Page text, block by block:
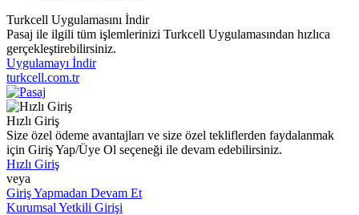
Turkcell Uygulamasını İndir
Pasaj ile ilgili tüm işlemlerinizi Turkcell Uygulamasından hızlıca
gerçekleştirebilirsiniz.
Uygulamayı İndir
turkcell.com.tr
Hızlı Giriş
Size özel ödeme avantajları ve size özel tekliflerden faydalanmak
için Giriş Yap/Üye Ol seçeneği ile devam edebilirsiniz.
Hızlı Giriş
veya
Giriş Yapmadan Devam Et
Kurumsal Yetkili Girişi